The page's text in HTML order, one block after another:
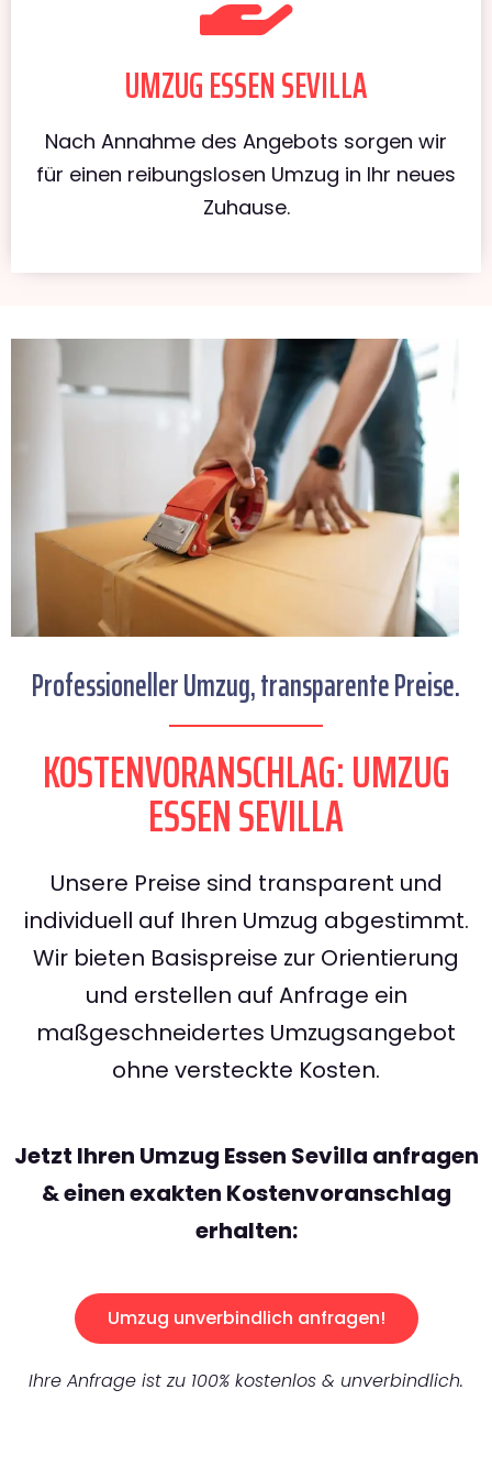
UMZUG ESSEN SEVILLA
Nach Annahme des Angebots sorgen wir
für einen reibungslosen Umzug in Ihr neues
Zuhause.
Professioneller Umzug, transparente Preise.
KOSTENVORANSCHLAG: UMZUG
ESSEN SEVILLA
Unsere Preise sind transparent und
individuell auf Ihren Umzug abgestimmt.
Wir bieten Basispreise zur Orientierung
und erstellen auf Anfrage ein
maßgeschneidertes Umzugsangebot
ohne versteckte Kosten.
Jetzt Ihren Umzug Essen Sevilla anfragen
& einen exakten Kostenvoranschlag
erhalten:
Umzug unverbindlich anfragen!
Ihre Anfrage ist zu 100% kostenlos & unverbindlich.